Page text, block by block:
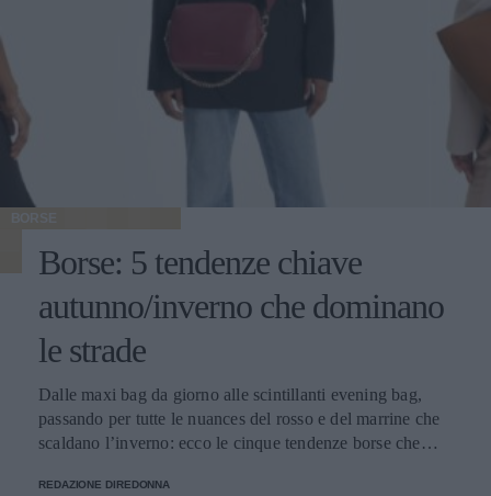
BORSE
Borse: 5 tendenze chiave
autunno/inverno che dominano
le strade
Dalle maxi bag da giorno alle scintillanti evening bag,
passando per tutte le nuances del rosso e del marrine che
scaldano l’inverno: ecco le cinque tendenze borse che
REDAZIONE DIREDONNA